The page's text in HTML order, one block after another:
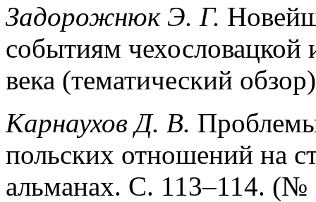
Задорожнюк Э. Г.
событиям
века (тематический
Карнаухов Д. В.
польских отношений на
альманах. С. 113–114. (№